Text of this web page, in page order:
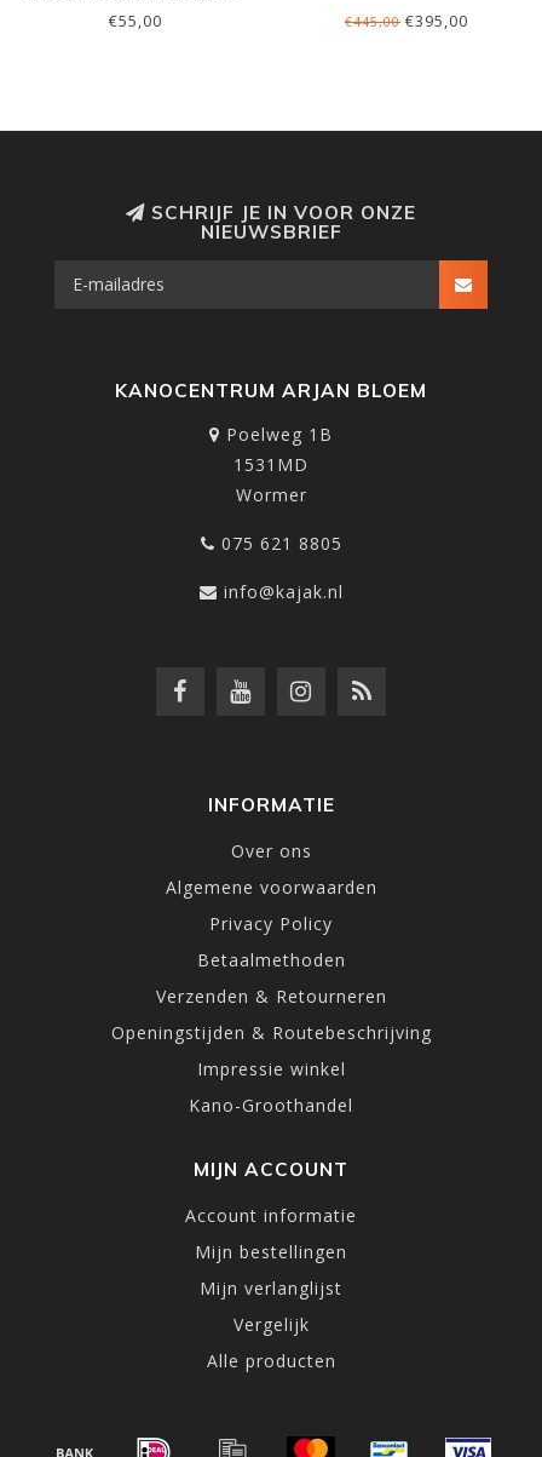
€55,00 €445,00 €395,00
SCHRIJF JE IN VOOR ONZE
NIEUWSBRIEF
KANOCENTRUM ARJAN BLOEM
Poelweg 1B
1531MD
Wormer
075 621 8805
info@kajak.nl
INFORMATIE
Over ons
Algemene voorwaarden
Privacy Policy
Betaalmethoden
Verzenden & Retourneren
Openingstijden & Routebeschrijving
Impressie winkel
Kano-Groothandel
MIJN ACCOUNT
Account informatie
Mijn bestellingen
Mijn verlanglijst
Vergelijk
Alle producten